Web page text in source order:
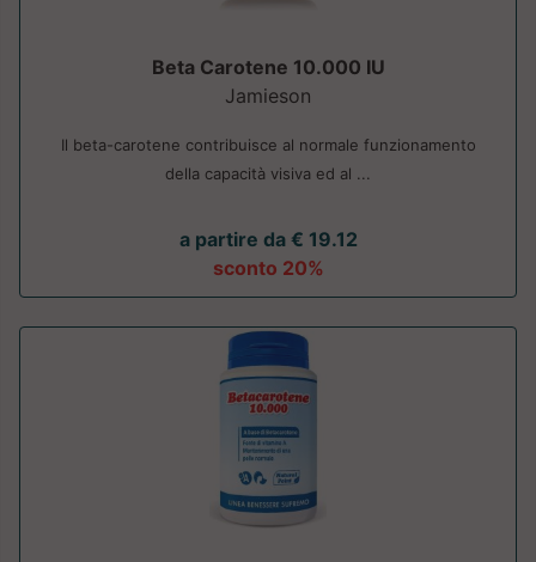
Beta Carotene 10.000 IU
Jamieson
Il beta-carotene contribuisce al normale funzionamento
della capacità visiva ed al ...
a partire da € 19.12
sconto 20%